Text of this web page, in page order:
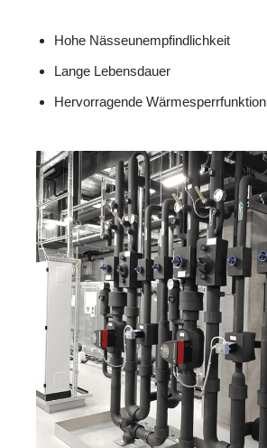
Hohe Nässeunempfindlichkeit
Lange Lebensdauer
Hervorragende Wärmesperrfunktion